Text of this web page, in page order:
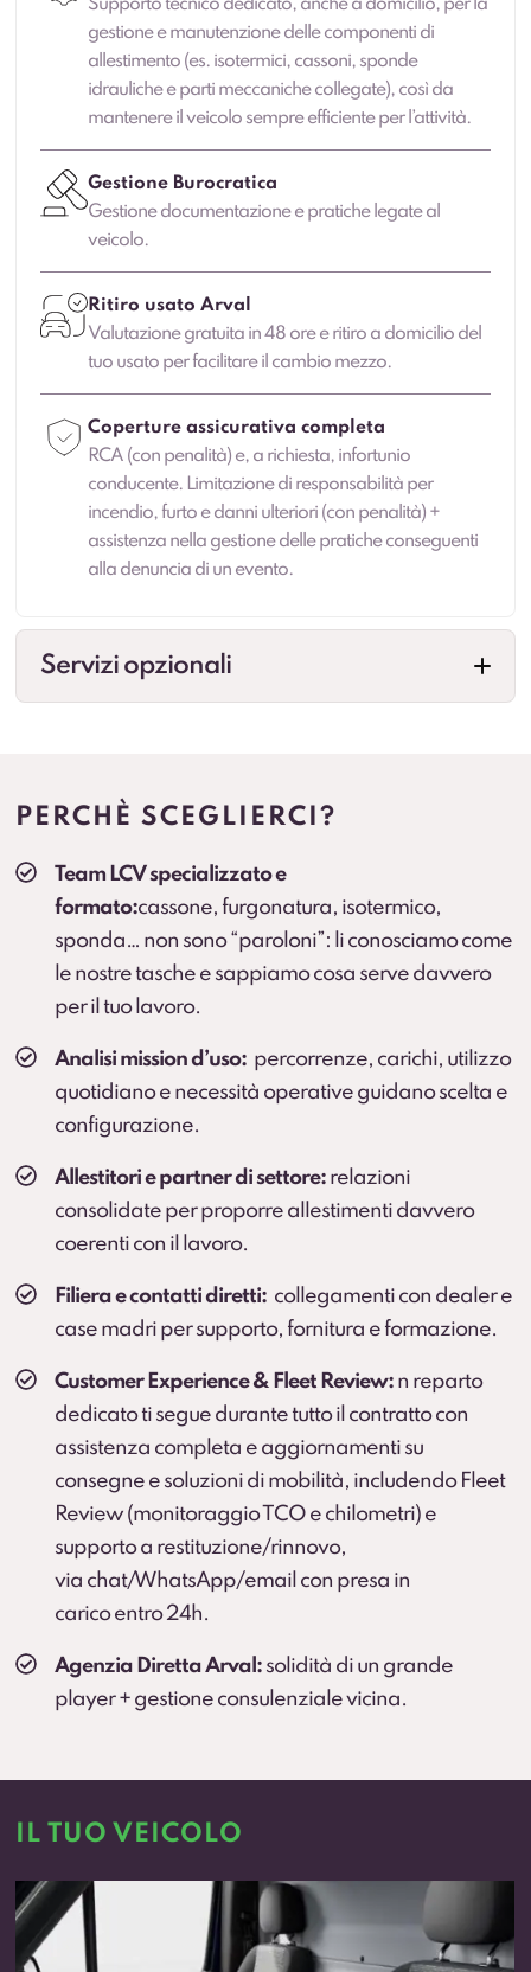
Supporto tecnico dedicato, anche a domicilio, per la
gestione e manutenzione delle componenti di
allestimento (es. isotermici, cassoni, sponde
idrauliche e parti meccaniche collegate), così da
mantenere il veicolo sempre efficiente per l’attività.
Gestione Burocratica
Gestione documentazione e pratiche legate al
veicolo.
Ritiro usato Arval
Valutazione gratuita in 48 ore e ritiro a domicilio del
tuo usato per facilitare il cambio mezzo.
Coperture assicurativa completa
RCA (con penalità) e, a richiesta, infortunio
conducente. Limitazione di responsabilità per
incendio, furto e danni ulteriori (con penalità) +
assistenza nella gestione delle pratiche conseguenti
alla denuncia di un evento.
Servizi opzionali
all’attività). Prevedere collegamenti a landing.
Veicolo sostitutivo
Continuità operativa in caso di fermo prolungato
(secondo condizioni).
Cambio gomme
pneumatici.
Protection Pack – Noleggio senza sorprese
danni all’interno del vano di carico e sulle parti
soggette a usura chenon sono coperte dalla
Kasko.
Scopri di più
PERCHÈ SCEGLIERCI?
Team LCV specializzato e
formato:cassone, furgonatura, isotermico,
sponda… non sono “paroloni”: li conosciamo come
le nostre tasche e sappiamo cosa serve davvero
per il tuo lavoro.
Analisi mission d’uso: percorrenze, carichi, utilizzo
quotidiano e necessità operative guidano scelta e
configurazione.
Allestitori e partner di settore: relazioni
consolidate per proporre allestimenti davvero
coerenti con il lavoro.
Filiera e contatti diretti: collegamenti con dealer e
case madri per supporto, fornitura e formazione.
Customer Experience & Fleet Review: n reparto
dedicato ti segue durante tutto il contratto con
assistenza completa e aggiornamenti su
consegne e soluzioni di mobilità, includendo Fleet
Review (monitoraggio TCO e chilometri) e
supporto a restituzione/rinnovo,
via chat/WhatsApp/email con presa in
carico entro 24h.
Agenzia Diretta Arval: solidità di un grande
player + gestione consulenziale vicina.
IL TUO VEICOLO